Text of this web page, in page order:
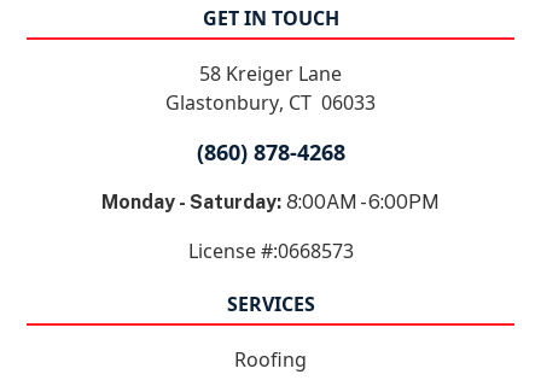
GET IN TOUCH
58 Kreiger Lane
Glastonbury, CT 06033
(860) 878-4268
Monday - Saturday: 8:00AM - 6:00PM
License #:0668573
SERVICES
Roofing